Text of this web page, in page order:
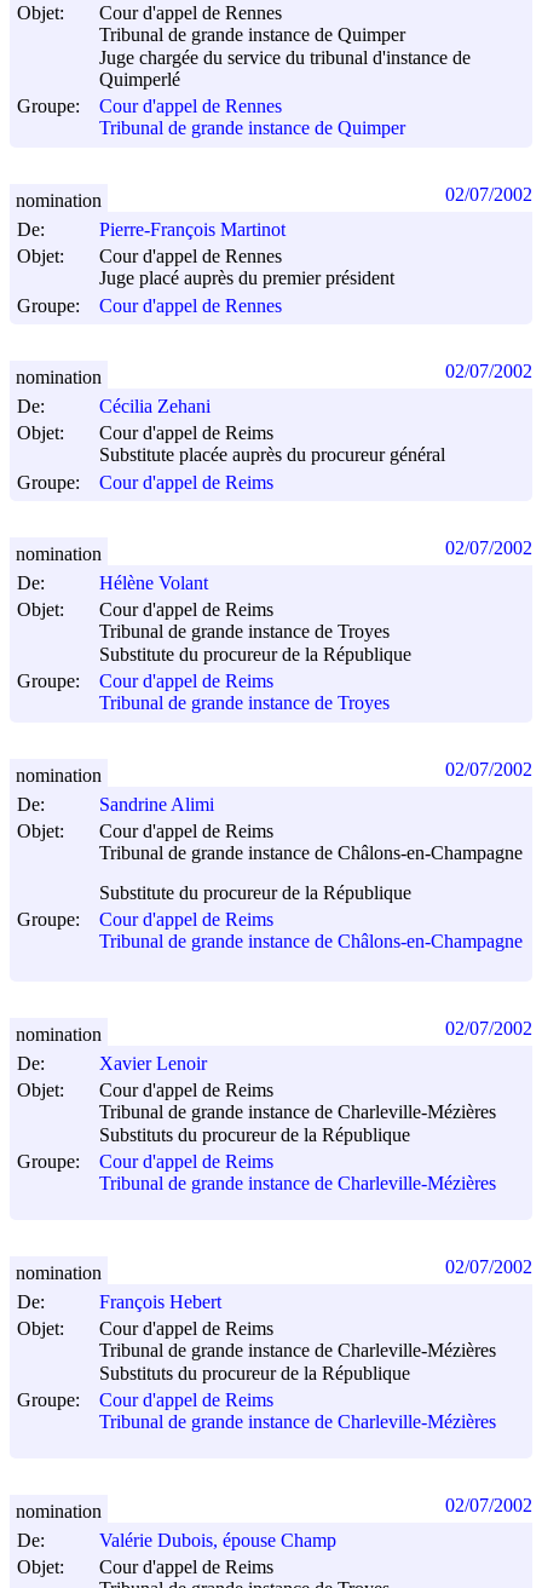
Objet:
Cour d'appel de Rennes
Tribunal de grande instance de Quimper
Juge chargée du service du tribunal d'instance de
Quimperlé
Groupe:
Cour d'appel de Rennes
Tribunal de grande instance de Quimper
De:
Pierre-François Martinot
Objet:
Cour d'appel de Rennes
Juge placé auprès du premier président
Groupe:
Cour d'appel de Rennes
nomination 02/07/2002
De:
Cécilia Zehani
Objet:
Cour d'appel de Reims
Substitute placée auprès du procureur général
Groupe:
Cour d'appel de Reims
nomination 02/07/2002
De:
Hélène Volant
Objet:
Cour d'appel de Reims
Tribunal de grande instance de Troyes
Substitute du procureur de la République
Groupe:
Cour d'appel de Reims
Tribunal de grande instance de Troyes
nomination 02/07/2002
De:
Sandrine Alimi
Objet:
Cour d'appel de Reims
Tribunal de grande instance de Châlons-en-Champagne
Substitute du procureur de la République
Groupe:
Cour d'appel de Reims
Tribunal de grande instance de Châlons-en-Champagne
nomination 02/07/2002
De:
Xavier Lenoir
Objet:
Cour d'appel de Reims
Tribunal de grande instance de Charleville-Mézières
Substituts du procureur de la République
Groupe:
Cour d'appel de Reims
Tribunal de grande instance de Charleville-Mézières
nomination 02/07/2002
De:
François Hebert
Objet:
Cour d'appel de Reims
Tribunal de grande instance de Charleville-Mézières
Substituts du procureur de la République
Groupe:
Cour d'appel de Reims
Tribunal de grande instance de Charleville-Mézières
nomination 02/07/2002
De:
Valérie Dubois, épouse Champ
Objet:
Cour d'appel de Reims
nomination 02/07/2002